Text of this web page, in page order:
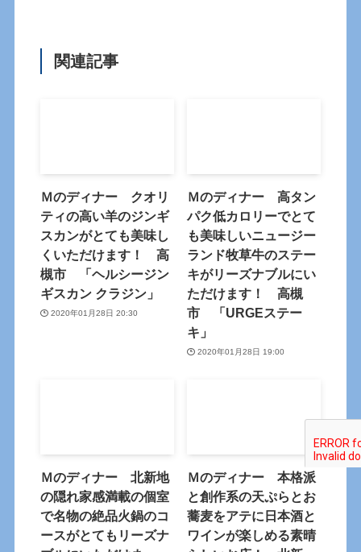
関連記事
Ｍのディナー クオリ
ティの高い羊のジンギ
スカンがとても美味し
くいただけます！ 高
槻市 「ヘルシージン
ギスカン クラジン」
2020年01月28日 20:30
Ｍのディナー 高タン
パク低カロリーでとて
も美味しいニュージー
ランド牧草牛のステー
キがリーズナブルにい
ただけます！ 高槻
市 「URGEステー
キ」
2020年01月28日 19:00
Ｍのディナー 北新地
の隠れ家感満載の個室
で名物の絶品火鍋のコ
ースがとてもリーズナ
Ｍのディナー 本格派
と創作系の天ぷらとお
蕎麦をアテに日本酒と
ワインが楽しめる素晴